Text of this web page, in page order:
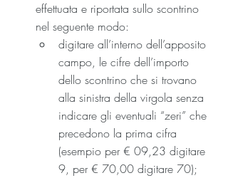
effettuata e riportata sullo scontrino
nel seguente modo:
digitare all’interno dell’apposito
campo, le cifre dell’importo
dello scontrino che si trovano
alla sinistra della virgola senza
indicare gli eventuali “zeri” che
precedono la prima cifra
(esempio per € 09,23 digitare
9, per € 70,00 digitare 70);